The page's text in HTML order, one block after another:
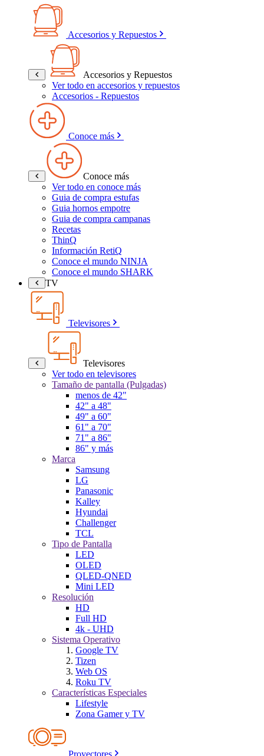
Accesorios y Repuestos
Accesorios y Repuestos
Ver todo en accesorios y repuestos
Accesorios - Repuestos
Conoce más
Conoce más
Ver todo en conoce más
Guia de compra estufas
Guia hornos empotre
Guia de compra campanas
Recetas
ThinQ
Información RetiQ
Conoce el mundo NINJA
Conoce el mundo SHARK
TV
Televisores
Televisores
Ver todo en televisores
Tamaño de pantalla (Pulgadas)
menos de 42"
42" a 48"
49" a 60"
61" a 70"
71" a 86"
86" y más
Marca
Samsung
LG
Panasonic
Kalley
Hyundai
Challenger
TCL
Tipo de Pantalla
LED
OLED
QLED-QNED
Mini LED
Resolución
HD
Full HD
4k - UHD
Sistema Operativo
Google TV
Tizen
Web OS
Roku TV
Características Especiales
Lifestyle
Zona Gamer y TV
Proyectores